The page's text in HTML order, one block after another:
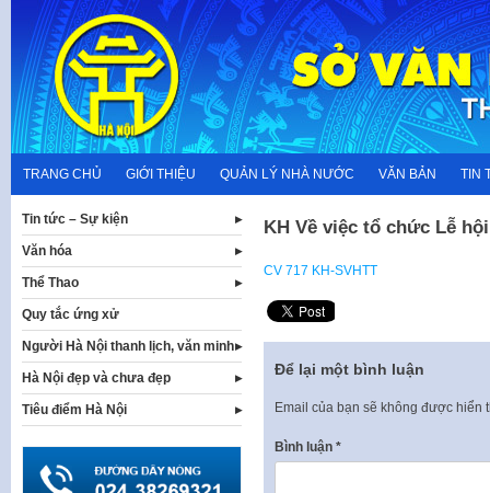
content
TRANG CHỦ GIỚI THIỆU QUẢN LÝ NHÀ NƯỚC VĂN BẢN TIN
KH Về việc tổ chức Lễ
CV 717 KH-SVHTT
Để lại một bình luận
Email của bạn sẽ không được hiển
Bình luận *
Tin tức – Sự kiện
Văn hóa
Thể Thao
Quy tắc ứng xử
Người Hà Nội thanh lịch, văn minh
Hà Nội đẹp và chưa đẹp
Tiêu điểm Hà Nội